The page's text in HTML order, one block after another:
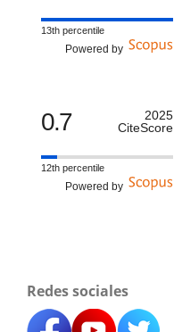
13th percentile
Powered by
0.7
2025
CiteScore
12th percentile
Powered by
Redes sociales